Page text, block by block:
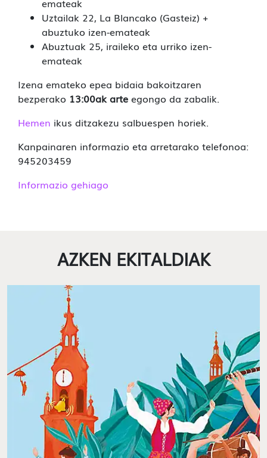
emateak
Uztailak 22, La Blancako (Gasteiz) +
abuztuko izen-emateak
Abuztuak 25, iraileko eta urriko izen-
emateak
Izena emateko epea bidaia bakoitzaren
bezperako 13:00ak arte egongo da zabalik.
Hemen ikus ditzakezu salbuespen horiek.
Kanpainaren informazio eta arretarako telefonoa:
945203459
Informazio gehiago
AZKEN EKITALDIAK